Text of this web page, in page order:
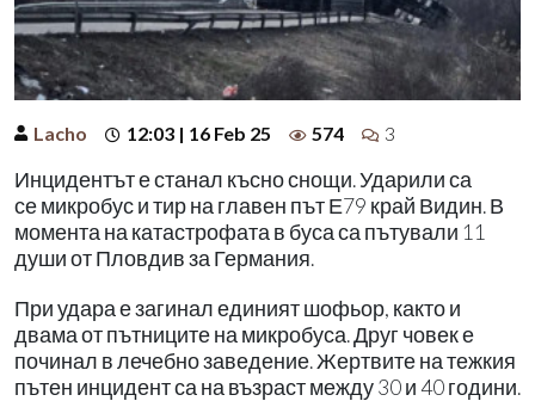
Lacho 12:03 | 16 Feb 25 574 3
Инцидентът е станал късно снощи. Ударили са
се микробус и тир на главен път Е79 край Видин. В
момента на катастрофата в буса са пътували 11
души от Пловдив за Германия.
При удара е загинал единият шофьор, както и
двама от пътниците на микробуса. Друг човек е
починал в лечебно заведение. Жертвите на тежкия
пътен инцидент са на възраст между 30 и 40 години.